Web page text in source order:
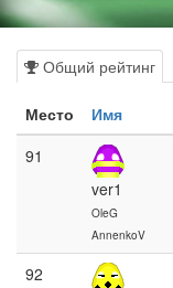
Общий рейтинг
Место Имя
91
ver1
OleG
AnnenkoV
92